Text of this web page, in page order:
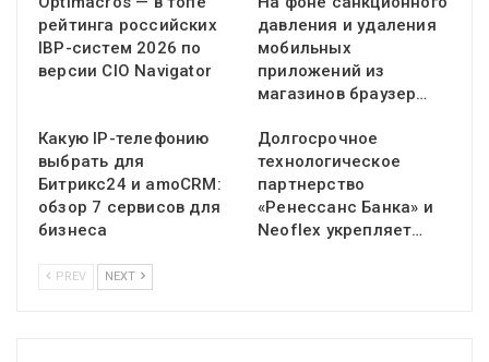
рейтинга российских
IBP-систем 2026 по
версии CIO Navigator
давления и удаления
мобильных
приложений из
магазинов браузер…
Какую IP-телефонию
выбрать для
Битрикс24 и amoCRM:
обзор 7 сервисов для
бизнеса
Долгосрочное
технологическое
партнерство
«Ренессанс Банка» и
Neoflex укрепляет…
PREV NEXT